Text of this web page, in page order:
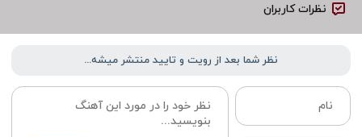
نظرات کاربران
نظر شما بعد از رویت و تایید منتشر میشه...